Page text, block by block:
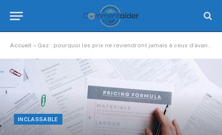
Accueil » Gaz : pourquoi les prix ne reviendront jamais à ceux d’avant-guerre en Ukraine
INCLASSABLE